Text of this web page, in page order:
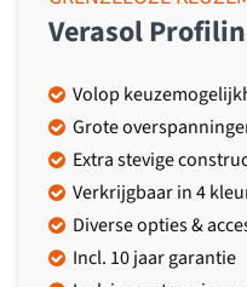
Verasol
Volop
Grote
Extra stevige
Verkrijgbaar in 4
Diverse opties &
Incl. 10 jaar garantie